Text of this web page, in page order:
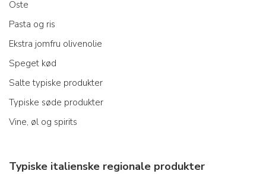
Oste
Pasta og ris
Ekstra jomfru olivenolie
Speget kød
Salte typiske produkter
Typiske søde produkter
Vine, øl og spirits
Typiske italienske regionale produkter